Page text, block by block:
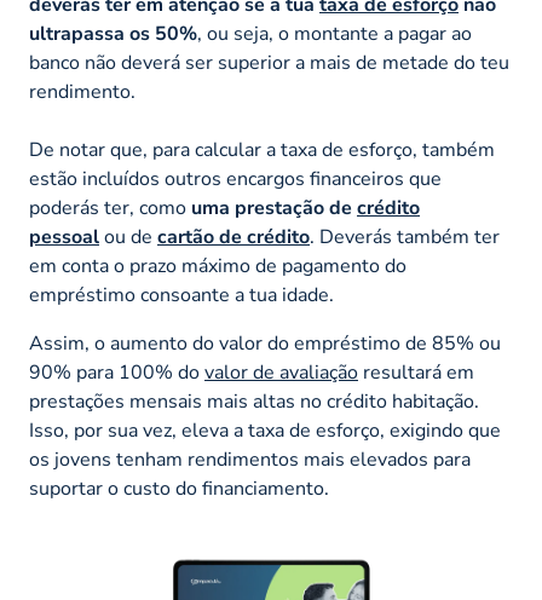
ultrapassa os 50%, ou seja, o montante a pagar ao
banco não deverá ser superior a mais de metade do teu
rendimento.
De notar que, para calcular a taxa de esforço, também
estão incluídos outros encargos financeiros que
poderás ter, como uma prestação de crédito
pessoalou de cartão de crédito. Deverás também ter
em conta o prazo máximo de pagamento do
empréstimo consoante a tua idade.
Assim, o aumento do valor do empréstimo de 85% ou
90% para 100% dovalor de avaliação resultará em
prestações mensais mais altas no crédito habitação.
Isso, por sua vez, eleva a taxa de esforço, exigindo que
os jovens tenham rendimentos mais elevados para
suportar o custo do financiamento.